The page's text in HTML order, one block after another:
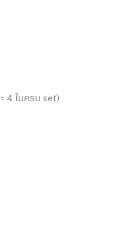
4 ใบครบ set)